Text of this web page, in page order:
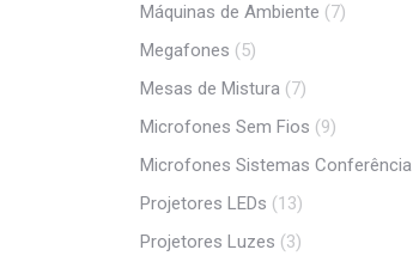
Máquinas de Ambiente (7)
Megafones (5)
Mesas de Mistura (7)
Microfones Sem Fios (9)
Microfones Sistemas Conferência
Projetores LEDs (13)
Projetores Luzes (3)